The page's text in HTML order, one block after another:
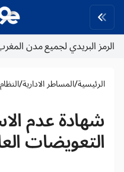
الرمز البريدي لجميع مدن
الرئيسية/المساطر الادارية/
شهادة عدم
التعويضات